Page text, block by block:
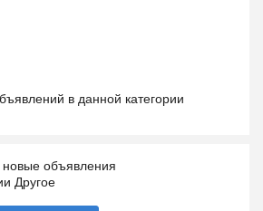
в данной категории
новые объявления
Другое